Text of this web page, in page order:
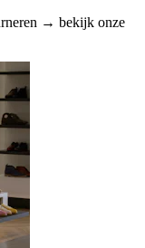
→ bekijk onze